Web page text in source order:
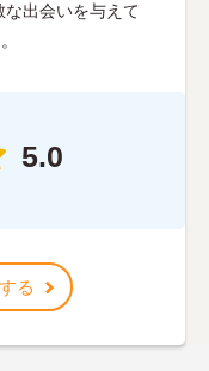
出会いを与えて
5.0
る